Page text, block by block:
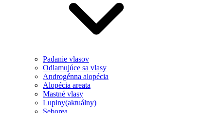
Padanie vlasov
Odlamujúce sa vlasy
Androgénna alopécia
Alopécia areata
Mastné vlasy
Lupiny(aktuálny)
Seborea